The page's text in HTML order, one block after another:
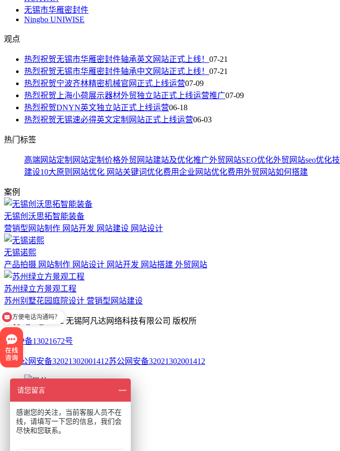
无锡市华雁密封件
Ningbo UNIWISE
观点
热烈祝贺无锡市华雁密封件轴承英文网站正式上线！ 07-21
热烈祝贺无锡市华雁密封件轴承中文网站正式上线！ 07-21
热烈祝贺宁波齐林精密机械官网正式上线运营07-09
热烈祝贺上海小荷展示器材外贸独立站正式上线运营推广07-09
热烈祝贺DNYN英文独立站正式上线运营06-18
热烈祝贺无锡速必得英文定制网站正式上线运营06-03
热门标签
高端网站定制 网站定制价格外贸网站建站及优化推广外贸网站SEO优化外贸网站seo优化
建设10大原则 网站优化 网站关键词优化费用企业网站优化费用外贸网站如何搭建
案例
无锡创沃思拓智能装备
营销型网站制作 网站开发 网站建设 网站设计
无锡诺熙
产品拍摄 网站制作 网站设计 网站开发 网站搭建 外贸网站
苏州绿立方景观工程
苏州别墅花园庭院设计 营销型网站建设
Copyright @ 2012 无锡阿凡达网络科技有限公司 版权所
苏ICP备13021672号
苏公网安备32021302001412
17849443943
方便电话沟通吗？
请您留言
感谢您的关注，当前客服人员不在
线，请填写一下您的信息，我们会
尽快和您联系。